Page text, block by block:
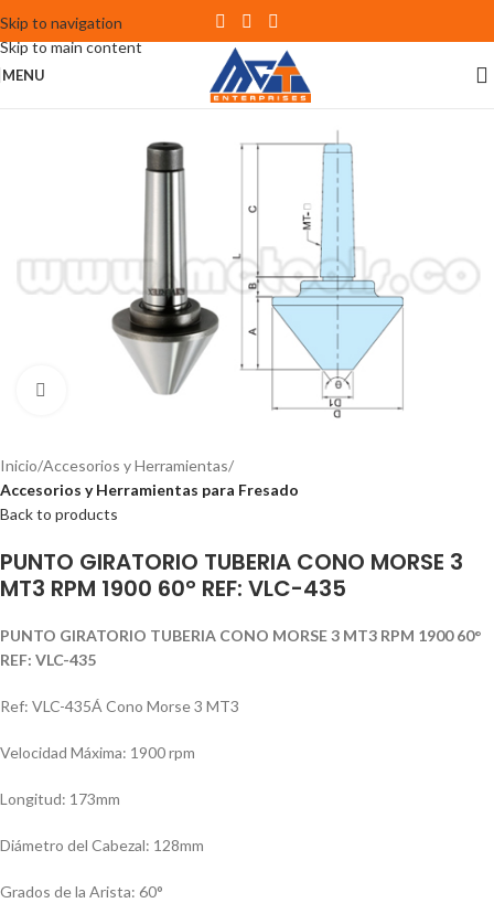
Skip to navigation
Skip to main content
MENU
Click to enlarge
Inicio Accesorios y Herramientas
Accesorios y Herramientas para Fresado
Back to products
PUNTO GIRATORIO TUBERIA CONO MORSE 3
MT3 RPM 1900 60° REF: VLC-435
PUNTO GIRATORIO TUBERIA CONO MORSE 3 MT3 RPM 1900 60°
REF: VLC-435
Ref: VLC-435Á Cono Morse 3 MT3
Velocidad Máxima: 1900 rpm
Longitud: 173mm
Diámetro del Cabezal: 128mm
Grados de la Arista: 60°